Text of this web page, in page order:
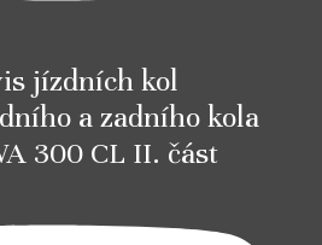
jízdních kol
a zadního kola
300 CL II. část